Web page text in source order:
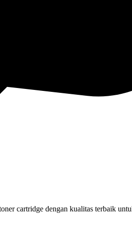
cartridge dengan kualitas terbaik